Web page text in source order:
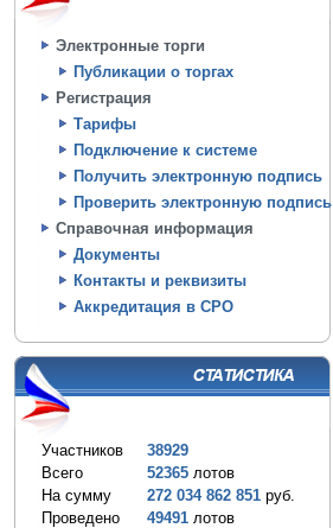
Электронные торги
Публикации о торгах
Регистрация
Тарифы
Подключение к системе
Получить электронную подпись
Проверить электронную подпись
Справочная информация
Документы
Контакты и реквизиты
Аккредитация в СРО
Участников
38929
Всего
52365 лотов
На сумму
272 034 862 851 руб.
Проведено
49491 лотов